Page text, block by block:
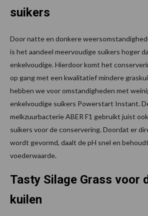
suikers
Door natte en donkere
is het aandeel meervoudige suikers hoger
enkelvoudige. Hierdoor komt het
op gang met een kwalitatief mindere
hebben we voor omstandigheden met
enkelvoudige suikers Powerstart Instant.
melkzuurbacterie ABER F1 gebruikt juist
suikers voor de conservering. Doordat er
wordt gevormd, daalt de pH snel en
voederwaarde.
Tasty Silage Grass voor
kuilen